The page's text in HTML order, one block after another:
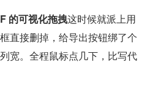
的可视化拖拽这时候就派上用
直接删掉，给导出按钮绑了个
宽。全程鼠标点几下，比写代